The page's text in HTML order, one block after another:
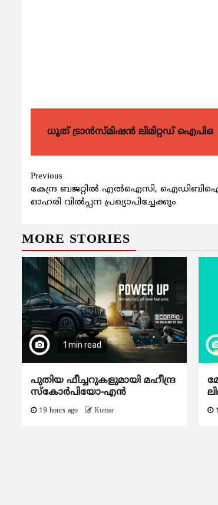
ധൂത് ട്രാൻസ്മിഷൻ ലിമിറ്റഡ് ഐപിഒ
Continue
Reading
Previous
കേന്ദ്ര ബജറ്റില്‍ എല്‍ഐസി,
ഓഹരി വില്‍പ്പന പ്രഖ്യാപിച്ചേക്കും
MORE STORIES
1 min read
പുതിയ ഫീച്ചറുകളുമായി മഹീന്ദ്ര
സ്കോർപിയോ-എൻ
19 hours ago Kumar